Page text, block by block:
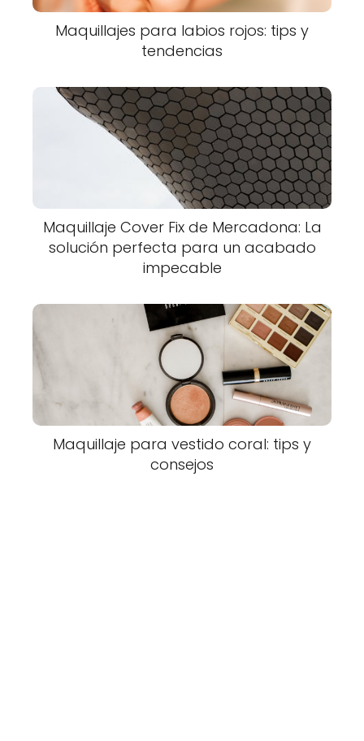
Maquillajes para labios rojos: tips y
tendencias
Maquillaje Cover Fix de Mercadona: La
solución perfecta para un acabado
impecable
Maquillaje para vestido coral: tips y
consejos